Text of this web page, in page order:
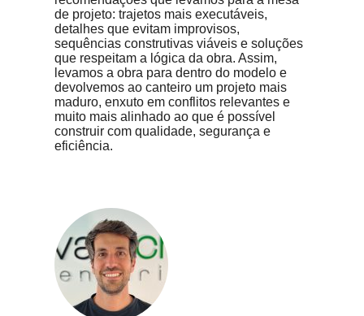
de projeto: trajetos mais executáveis,
detalhes que evitam improvisos,
sequências construtivas viáveis e soluções
que respeitam a lógica da obra. Assim,
levamos a obra para dentro do modelo e
devolvemos ao canteiro um projeto mais
maduro, enxuto em conflitos relevantes e
muito mais alinhado ao que é possível
construir com qualidade, segurança e
eficiência.